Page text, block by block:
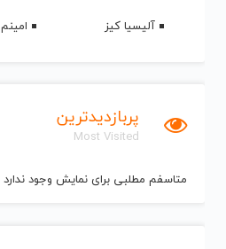
آلیسیا کیز
امینم
پربازدیدترین
Most Visited
متاسفم مطلبی برای نمایش وجود ندارد